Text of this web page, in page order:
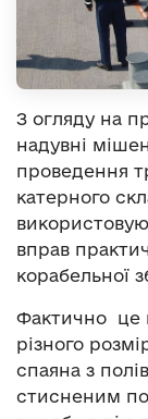
З огляду на
надувні
проведення
катерного
вправ
корабельної
Фактично це
різного
спаяна з
стисненим